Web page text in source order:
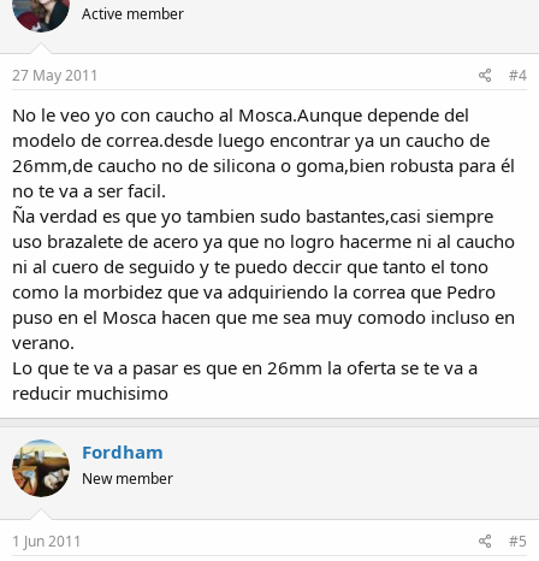
Active member
27 May 2011 #4
No le veo yo con caucho al Mosca.Aunque depende del
modelo de correa.desde luego encontrar ya un caucho de
26mm,de caucho no de silicona o goma,bien robusta para él
no te va a ser facil.
Ña verdad es que yo tambien sudo bastantes,casi siempre
uso brazalete de acero ya que no logro hacerme ni al caucho
ni al cuero de seguido y te puedo deccir que tanto el tono
como la morbidez que va adquiriendo la correa que Pedro
puso en el Mosca hacen que me sea muy comodo incluso en
verano.
Lo que te va a pasar es que en 26mm la oferta se te va a
reducir muchisimo
Fordham
New member
1 Jun 2011 #5